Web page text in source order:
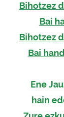
Bihotzez
Bai
Bihotzez
Bai
Ene
hain